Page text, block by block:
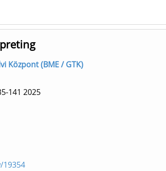
Központ (BME / GTK)
141 2025